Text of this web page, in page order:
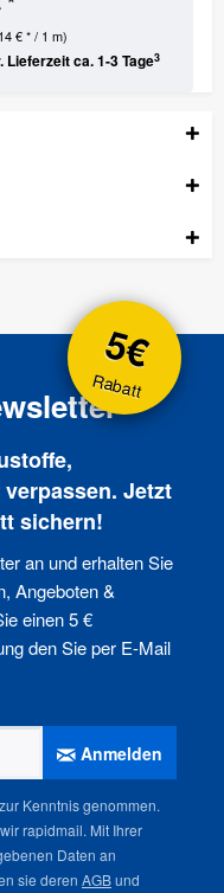
€ * / 1 m)
Lieferzeit ca. 1-3 Tage3
5€
Rabatt
Jetzt
sichern!
an und erhalten Sie
Angeboten &
einen 5 €
den Sie per E-Mail
Anmelden
zur Kenntnis genommen.
rapidmail. Mit Ihrer
Daten an
sie deren AGBund